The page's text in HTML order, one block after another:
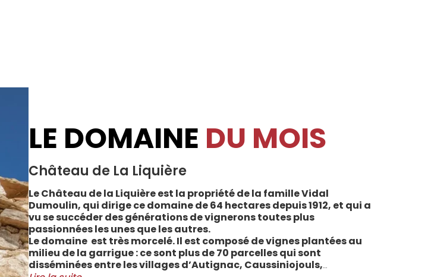
LE DOMAINE DU MOIS
Château de La Liquière
Le Château de la Liquière est la propriété de la famille Vidal
Dumoulin, qui dirige ce domaine de 64 hectares depuis 1912, et qui a
vu se succéder des générations de vignerons toutes plus
passionnées les unes que les autres.
Le domaine est très morcelé. Il est composé de vignes plantées au
milieu de la garrigue : ce sont plus de 70 parcelles qui sont
disséminées entre les villages d’Autignac, Caussiniojouls,